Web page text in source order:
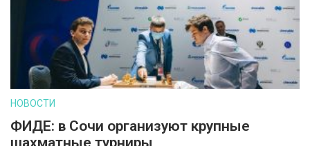
НОВОСТИ
ФИДЕ: в Сочи организуют крупные
шахматные турниры